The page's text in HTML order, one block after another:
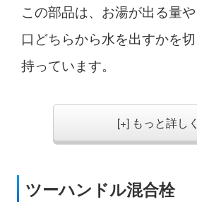
この部品は、お湯が出る量
口どちらから水を出すかを
持っています。
[+] もっと詳しく
ツーハンドル混合栓